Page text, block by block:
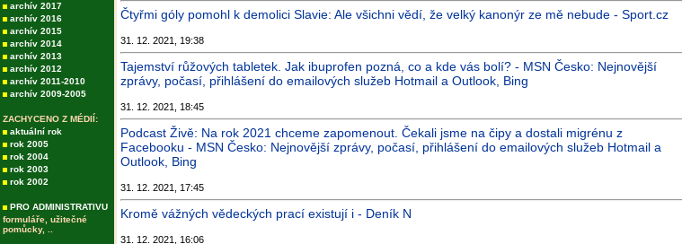
archív 2017
archív 2016
archív 2015
archív 2014
archív 2013
archív 2012
archív 2011-2010
archív 2009-2005
ZACHYCENO Z MÉDIÍ:
aktuální rok
rok 2005
rok 2004
rok 2003
rok 2002
PRO ADMINISTRATIVU
formuláře, užitečné
pomůcky, ..
Čtyřmi góly pomohl k demolici Slavie: Ale všichni vědí, že velký kanonýr ze mě nebude - Sport.cz
31. 12. 2021, 19:38
Tajemství růžových tabletek. Jak ibuprofen pozná, co a kde vás bolí? - MSN Česko: Nejnovější
zprávy, počasí, přihlášení do emailových služeb Hotmail a Outlook, Bing
31. 12. 2021, 18:45
Podcast Živě: Na rok 2021 chceme zapomenout. Čekali jsme na čipy a dostali migrénu z
Facebooku - MSN Česko: Nejnovější zprávy, počasí, přihlášení do emailových služeb Hotmail a
Outlook, Bing
31. 12. 2021, 17:45
Kromě vážných vědeckých prací existují i - Deník N
31. 12. 2021, 16:06